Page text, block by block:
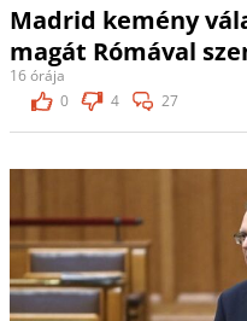
Madrid kemény
magát Rómával
16 órája
0
4 27